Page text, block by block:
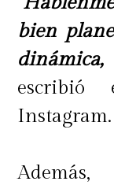
bien
Instagram.
Además,